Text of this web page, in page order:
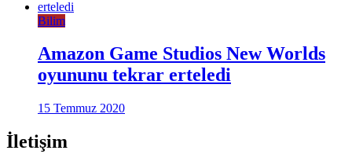
Bilim
Amazon Game Studios New Worlds
oyununu tekrar erteledi
15 Temmuz 2020
İletişim